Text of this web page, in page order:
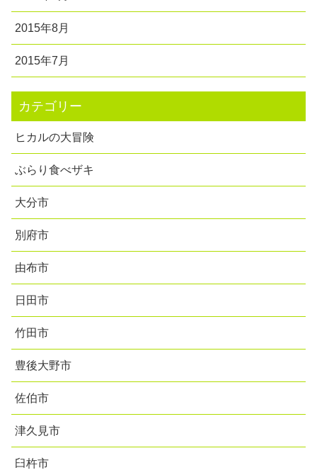
2015年8月
2015年7月
カテゴリー
ヒカルの大冒険
ぶらり食べザキ
大分市
別府市
由布市
日田市
竹田市
豊後大野市
佐伯市
津久見市
臼杵市